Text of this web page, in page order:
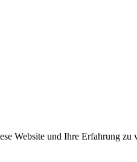
Website und Ihre Erfahrung zu